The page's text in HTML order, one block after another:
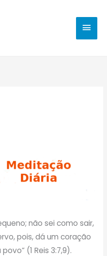
não sei como sair,
pois, dá um coração
(1 Reis 3:7,9).